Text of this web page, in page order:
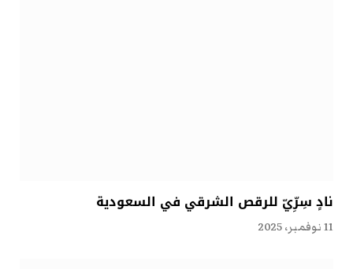
نادٍ سِرِّيّ للرقص الشرقي في السعودية
11 نوفمبر، 2025